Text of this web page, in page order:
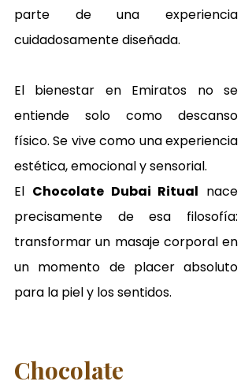
parte de una experiencia
cuidadosamente diseñada.
El bienestar en Emiratos no se
entiende solo como descanso
físico. Se vive como una experiencia
estética, emocional y sensorial.
El Chocolate Dubai Ritual nace
precisamente de esa filosofía:
transformar un masaje corporal en
un momento de placer absoluto
para la piel y los sentidos.
Chocolate